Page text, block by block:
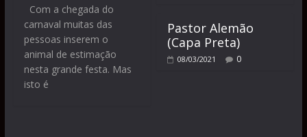
Com a chegada do
carnaval muitas das
pessoas inserem o
animal de estimação
nesta grande festa. Mas
isto é
Pastor Alemão
(Capa Preta)
08/03/2021 0